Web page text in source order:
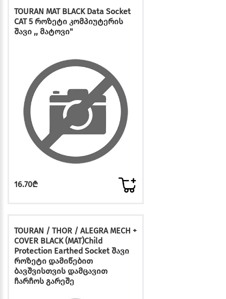
TOURAN MAT BLACK Data Socket
CAT 5 როზეტი კომპიუტერის
შავი ,, მატოვი"
16.70₾
TOURAN / THOR / ALEGRA MECH +
COVER BLACK (MAT)Child
Protection Earthed Socket შავი
როზეტი დამიწებით
ბავშვისთვის დამცავით
ჩარჩოს გარეშე